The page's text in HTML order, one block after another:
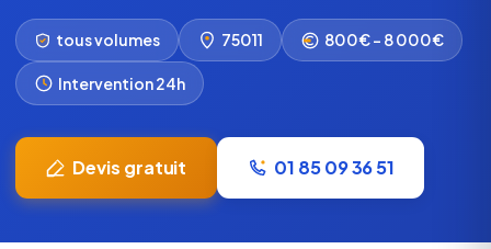
tous volumes 75011 800€ – 8 000€
Intervention 24h
Devis gratuit 01 85 09 36 51